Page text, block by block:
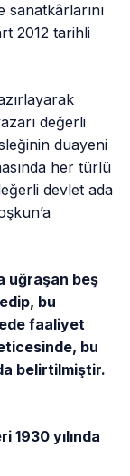
2012 tarihli
değerli
duayeni
her türlü
devlet ada
uğraşan beş
bu
faaliyet
bu
belirtilmiştir.
1930 yılında